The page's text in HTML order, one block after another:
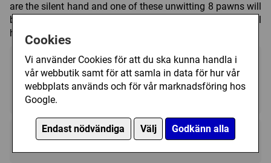
Cookies
Vi använder Cookies för att du ska kunna handla i
vår webbutik samt för att samla in data för hur vår
webbplats används och för vår marknadsföring hos
Google.
Endast nödvändiga Välj Godkänn alla
are the silent hand and one of these unwitting 8 pawns will
be your key to securing complete dominion. But your rival
hides their own machinations to challenge you.
Regelspråk:
★★★★★★★★★★
★★★★★★★★★★